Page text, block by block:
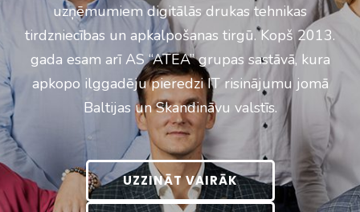
uzņēmumiem digitālās drukas tehnikas
tirdzniecības un apkalpošanas tirgū. Kopš 2013.
gada esam arī AS “ATEA” grupas sastāvā, kura
apkopo ilggadēju pieredzi IT risinājumu jomā
Baltijas un Skandināvu valstīs.
UZZINĀT VAIRĀK